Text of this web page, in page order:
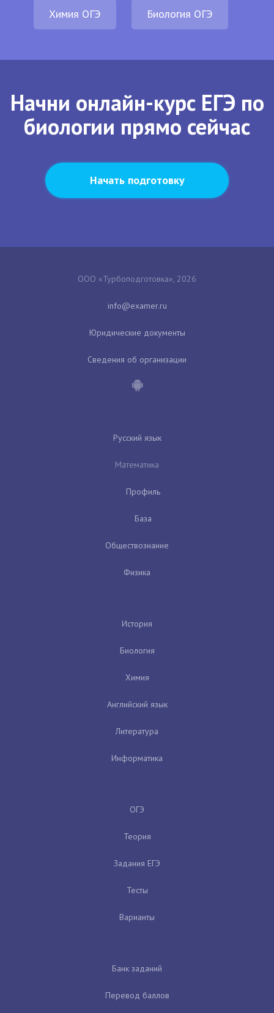
Химия ОГЭ Биология ОГЭ
Начни онлайн-курс ЕГЭ по
биологии прямо сейчас
Начать подготовку
ООО «Турбоподготовка», 2026
Юридические документы
Сведения об организации
Русский язык
Математика
Профиль
База
Обществознание
Физика
История
Биология
Химия
Английский язык
Литература
Информатика
ОГЭ
Теория
Задания ЕГЭ
Тесты
Варианты
Банк заданий
Перевод баллов